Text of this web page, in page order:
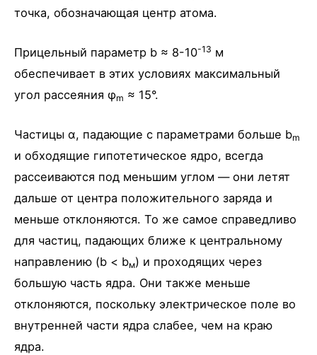
точка, обозначающая центр атома.
Прицельный параметр b ≈ 8-10-13 м
обеспечивает в этих условиях максимальный
угол рассеяния φm ≈ 15°.
Частицы α, падающие с параметрами больше bm
и обходящие гипотетическое ядро, всегда
рассеиваются под меньшим углом — они летят
дальше от центра положительного заряда и
меньше отклоняются. То же самое справедливо
для частиц, падающих ближе к центральному
направлению (b < bм) и проходящих через
большую часть ядра. Они также меньше
отклоняются, поскольку электрическое поле во
внутренней части ядра слабее, чем на краю
ядра.